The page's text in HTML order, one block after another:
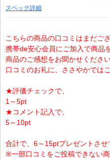
スペック詳細
こちらの商品の口コミはまだご
携帯de安心会員にご加入で商品
商品のご感想をお聞かせください
口コミのお礼に、ささやかでは
★評価チェックで、
1～5pt
★コメント記入で、
5～10pt
合計で、6～15ptプレゼントさせ
※一部口コミをご投稿できない商